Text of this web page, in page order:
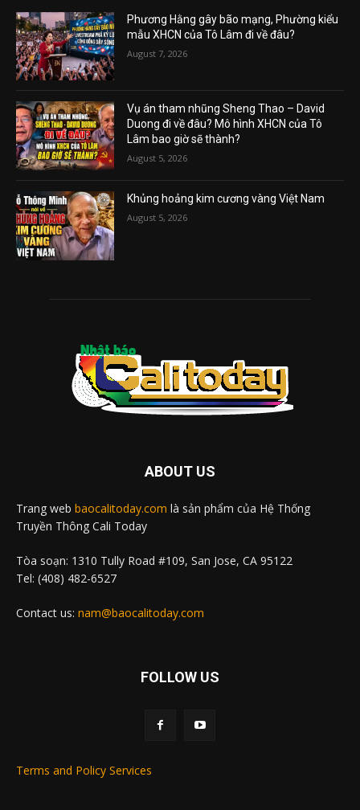
Phương Hằng gây bão mạng, Phường kiểu
mẫu XHCN của Tô Lâm đi về đâu?
August 7, 2026
Vụ án tham nhũng Sheng Thao – David
Duong đi về đâu? Mô hình XHCN của Tô
Lâm bao giờ sẽ thành?
August 5, 2026
Khủng hoảng kim cương vàng Việt Nam
August 5, 2026
ABOUT US
Trang web baocalitoday.com là sản phẩm của Hệ Thống
Truyền Thông Cali Today
Tòa soạn: 1310 Tully Road #109, San Jose, CA 95122
Tel: (408) 482-6527
Contact us: nam@baocalitoday.com
FOLLOW US
Terms and Policy Services